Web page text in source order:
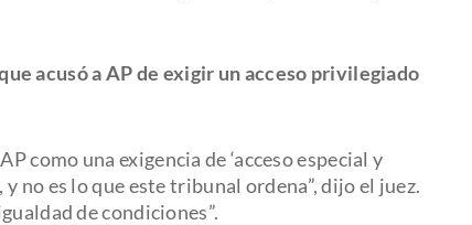
acusó a AP de exigir un acceso privilegiado
como una exigencia de ‘acceso especial y
no es lo que este tribunal ordena”, dijo el juez.
de condiciones”.